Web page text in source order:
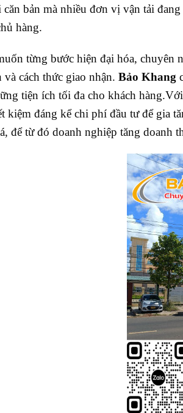
bản mà nhiều đơn vị vận tải
hàng.
từng bước hiện đại hóa, chuyên
cách thức giao nhận. Bảo Khang
tiện ích tối đa cho khách hàng.
kiệm đáng kể chi phí đầu tư để gia
để từ đó doanh nghiệp tăng doanh